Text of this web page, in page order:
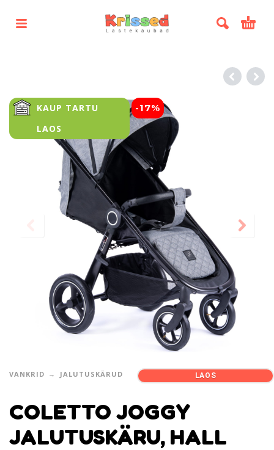
KAUP TARTU
LAOS
-17%
VANKRID JALUTUSKÄRUD LAOS
COLETTO JOGGY
JALUTUSKÄRU, HALL